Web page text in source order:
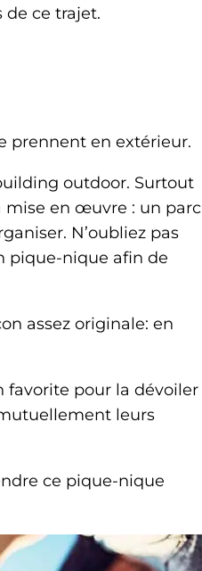
ce trajet.
prennent en extérieur.
outdoor. Surtout
mise en œuvre : un parc
N’oubliez pas
pique-nique afin de
assez originale: en
favorite pour la dévoiler
leurs
ce pique-nique